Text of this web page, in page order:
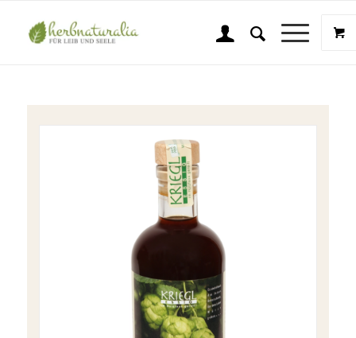
Shop
Sie sind hier: Startseite Kriegl Gourmet Essige Bier Malzamico